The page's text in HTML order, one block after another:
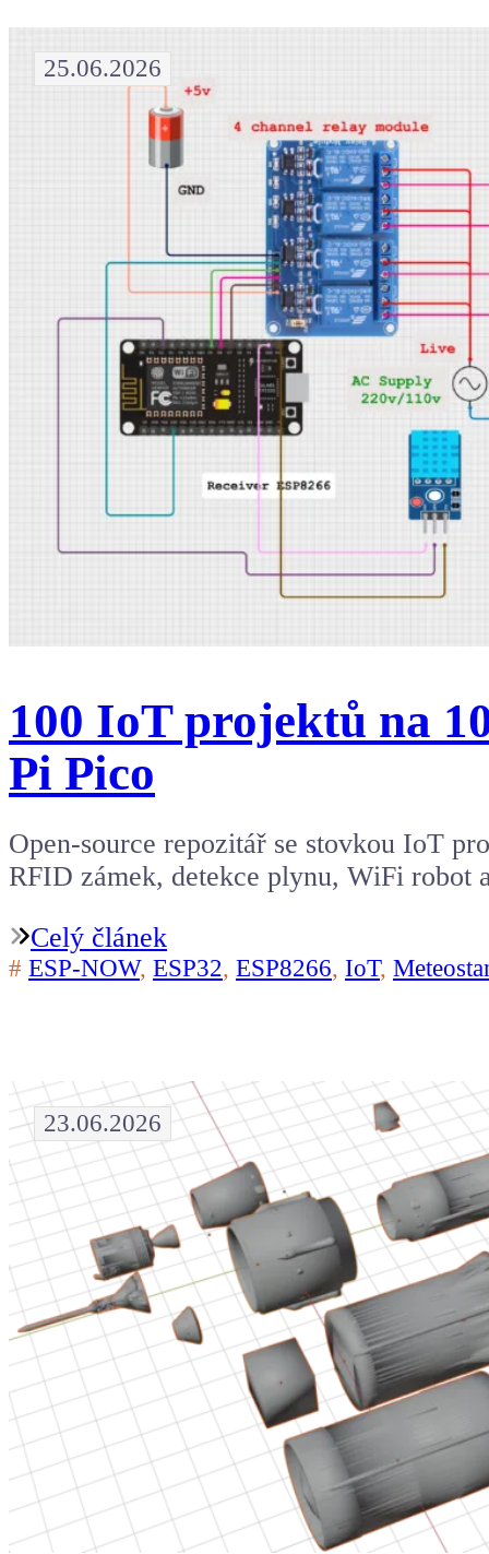
25.06.2026
100 IoT projektů na
Pi Pico
Open-source repozitář se stovkou IoT
RFID zámek, detekce plynu, WiFi robot
Celý článek
# ESP-NOW, ESP32, ESP8266, IoT,
23.06.2026